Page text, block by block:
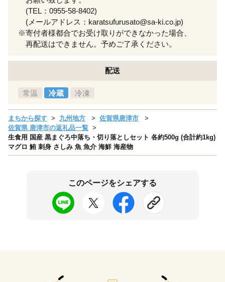
(TEL：0955-58-8402)
(メールアドレス：karatsufurusato@sa-ki.co.jp)
※寄付者様都合でお受け取りができなかった場合、
再配送はできません。予めご了承ください。
配送
常温 冷蔵 冷凍
まちから探す 九州地方
佐賀県唐津市
佐賀県 唐津市の返礼品一覧
生食用 国産 黒まぐろ中落ち・切り落としセット 各約500g (合計約1kg)
マグロ 鮪 刺身 さしみ 魚 魚介 海鮮 海産物
このページをシェアする